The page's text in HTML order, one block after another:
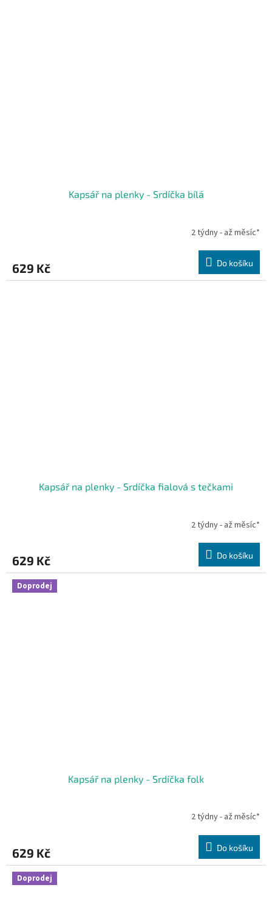
Kapsář na plenky - Srdíčka bílá
2 týdny - až měsíc*
629 Kč Do košíku
Kapsář na plenky - Srdíčka fialová s tečkami
2 týdny - až měsíc*
629 Kč Do košíku
Doprodej
Kapsář na plenky - Srdíčka folk
2 týdny - až měsíc*
629 Kč Do košíku
Doprodej